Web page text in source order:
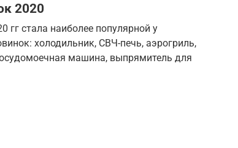
2020
гг стала наиболее популярной у
холодильник, СВЧ-печь, аэрогриль,
машина, выпрямитель для